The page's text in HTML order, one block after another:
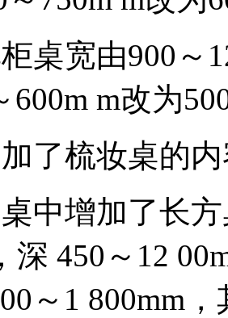
宽由900～12
600m m改为
梳妆桌的内
增加了长方
深 450～12
～1 800mm